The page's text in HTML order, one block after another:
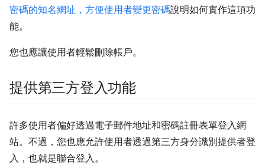
密碼的知名網址，方便使用者變更密碼說明如何實作這項功
能。
您也應讓使用者輕鬆刪除帳戶。
提供第三方登入功能
許多使用者偏好透過電子郵件地址和密碼註冊表單登入網
站。不過，您也應允許使用者透過第三方身分識別提供者登
入，也就是聯合登入。